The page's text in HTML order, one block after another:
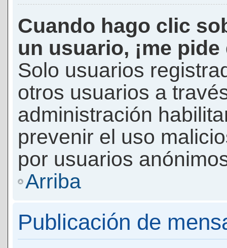
Cuando hago clic
un usuario, ¡me
Solo usuarios
otros usuarios a
administración
prevenir el uso
por usuarios
Arriba
Publicación de